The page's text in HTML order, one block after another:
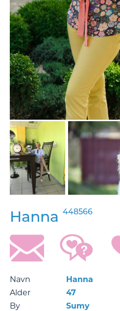
Hanna 448566
Navn
Hanna
Alder
47
By
Sumy